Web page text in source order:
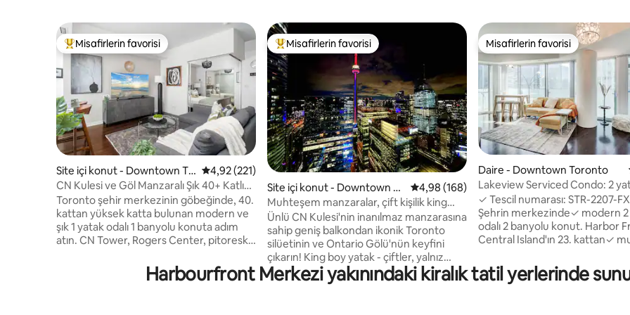
Misafirlerin favorilerinden en beğenilenler arasında
Misafirlerin favorisi
Site içi konut - Downtown To
ronto
5 üzerinden ortalama 4,92 puan, 221 değerlendirme
4,92 (221)
CN Kulesi ve Göl Manzaralı Şık 40+ Katlı
Vaha
Toronto şehir merkezinin göbeğinde, 40.
kattan yüksek katta bulunan modern ve
şık 1 yatak odalı 1 banyolu konuta adım
atın. CN Tower, Rogers Center, pitoresk
panoramik manzarasını vaat ediyor.
Milyon dolarlık manzaraları ve zengin
Misafirlerin favorilerinden en beğenilenler arasında
Misafirlerin favorisi
Site içi konut - Downtown To
ronto
5 üzerinden ortalama 4,98 puan, 168
4,98 (168)
Muhteşem manzaralar, çift kişilik king
boy yatak, Toronto'nun göbeğinde!
Ünlü CN Kulesi'nin inanılmaz manzarasına
sahip geniş balkondan ikonik Toronto
silüetinin ve Ontario Gölü'nün keyfini
çıkarın! King boy yatak - çiftler, yalnız
misafirler, arkadaşlar veya iş için şehre
gelenler için idealdir. Kanada'nın en
Misafirlerin favorisi
Misafirlerin favorisi
Daire - Downtown Toronto
Lakeview Serviced Condo: 2
banyo 1 ücretsiz park yeri
✓ Tescil numarası: STR-2207-
Şehrin merkezinde✓ modern
odalı 2 banyolu konut. Harbor
Central Island'ın 23. kattan✓
mutfak, kablosuz internet
akıllı TV. Merkezi klima ile✓
Harbourfront Merkezi yakınındaki kiralık tatil yerlerinde